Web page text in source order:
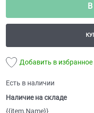
Добавить в избранное
Есть в наличии
Наличие на складе
{{item.Name}}